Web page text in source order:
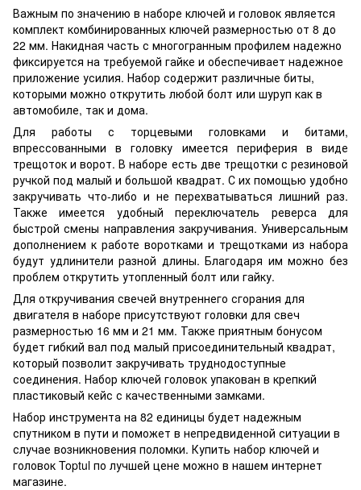
Важным по значению в наборе ключей и головок является
комплект комбинированных ключей размерностью от 8 до
22 мм. Накидная часть с многогранным профилем надежно
фиксируется на требуемой гайке и обеспечивает надежное
приложение усилия. Набор содержит различные биты,
которыми можно открутить любой болт или шуруп как в
автомобиле, так и дома.
Для работы с торцевыми головками и битами,
впрессованными в головку имеется периферия в виде
трещоток и ворот. В наборе есть две трещотки с резиновой
ручкой под малый и большой квадрат. С их помощью удобно
закручивать что-либо и не перехватываться лишний раз.
Также имеется удобный переключатель реверса для
быстрой смены направления закручивания. Универсальным
дополнением к работе воротками и трещотками из набора
будут удлинители разной длины. Благодаря им можно без
проблем открутить утопленный болт или гайку.
Для откручивания свечей внутреннего сгорания для
двигателя в наборе присутствуют головки для свеч
размерностью 16 мм и 21 мм. Также приятным бонусом
будет гибкий вал под малый присоединительный квадрат,
который позволит закручивать труднодоступные
соединения. Набор ключей головок упакован в крепкий
пластиковый кейс с качественными замками.
Набор инструмента на 82 единицы будет надежным
спутником в пути и поможет в непредвиденной ситуации в
случае возникновения поломки. Купить набор ключей и
головок Toptul по лучшей цене можно в нашем интернет
магазине.